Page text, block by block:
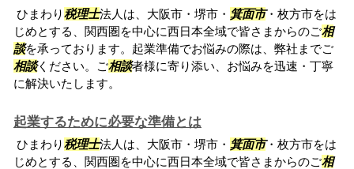
ひまわり税理士法人は、大阪市・堺市・ 箕面市・枚方市をは
じめとする、関西圏を中心に西日本全域で皆さまからのご相
談を承っております。起業準備でお悩みの際は、弊社までご
相談ください。ご相談者様に寄り添い、お悩みを迅速・丁寧
に解決いたします。
起業するために必要な準備とは
ひまわり税理士法人は、大阪市・堺市・ 箕面市・枚方市をは
じめとする、関西圏を中心に西日本全域で皆さまからのご相